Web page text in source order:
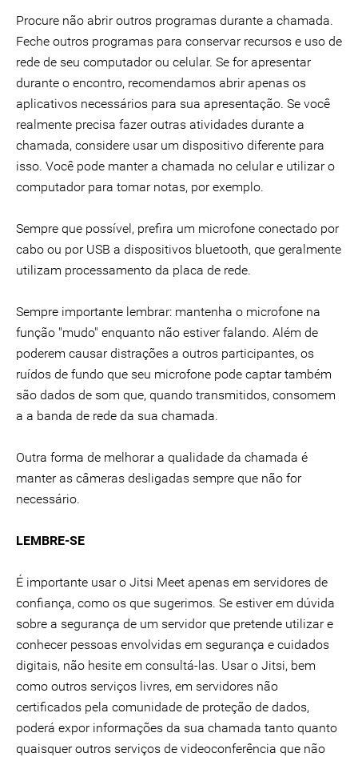
Procure não abrir outros programas durante a chamada.
Feche outros programas para conservar recursos e uso de
rede de seu computador ou celular. Se for apresentar
durante o encontro, recomendamos abrir apenas os
aplicativos necessários para sua apresentação. Se você
realmente precisa fazer outras atividades durante a
chamada, considere usar um dispositivo diferente para
isso. Você pode manter a chamada no celular e utilizar o
computador para tomar notas, por exemplo.
Sempre que possível, prefira um microfone conectado por
cabo ou por USB a dispositivos bluetooth, que geralmente
utilizam processamento da placa de rede.
Sempre importante lembrar: mantenha o microfone na
função "mudo" enquanto não estiver falando. Além de
poderem causar distrações a outros participantes, os
ruídos de fundo que seu microfone pode captar também
são dados de som que, quando transmitidos, consomem
a a banda de rede da sua chamada.
Outra forma de melhorar a qualidade da chamada é
manter as câmeras desligadas sempre que não for
necessário.
LEMBRE-SE
É importante usar o Jitsi Meet apenas em servidores de
confiança, como os que sugerimos. Se estiver em dúvida
sobre a segurança de um servidor que pretende utilizar e
conhecer pessoas envolvidas em segurança e cuidados
digitais, não hesite em consultá-las. Usar o Jitsi, bem
como outros serviços livres, em servidores não
certificados pela comunidade de proteção de dados,
poderá expor informações da sua chamada tanto quanto
quaisquer outros serviços de videoconferência que não